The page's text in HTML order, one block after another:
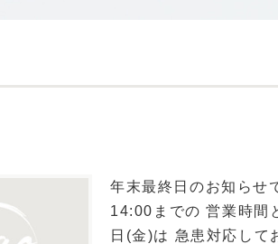
年末最終日のお知ら
14:00までの 営業時間
日(金)は 急患対応し